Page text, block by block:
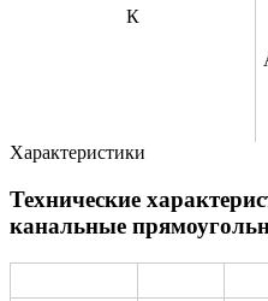
К
Характеристики
Технические
канальные